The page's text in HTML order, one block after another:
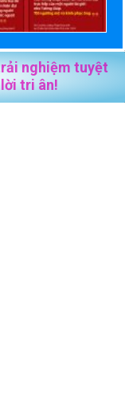
nghiệm tuyệt
tri ân!